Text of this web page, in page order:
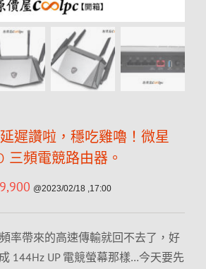
遲讚啦，穩吃雞嚕！微星
三頻電競路由器。
9,900 @2023/02/18 ,17:00
率帶來的高速傳輸就回不去了，好
144Hz UP 電競螢幕那樣…今天要先